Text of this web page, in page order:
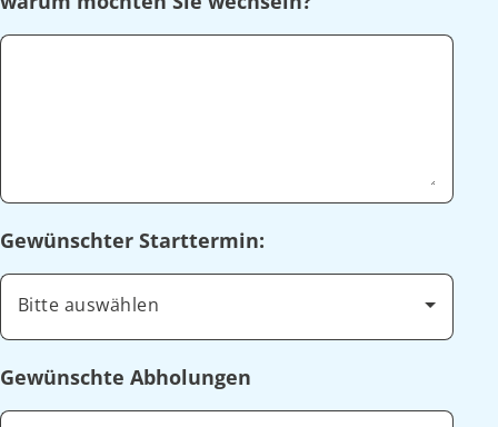
Gewünschter Starttermin:
Bitte auswählen
Gewünschte Abholungen